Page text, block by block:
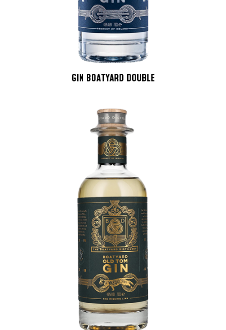
GIN BOATYARD DOUBLE